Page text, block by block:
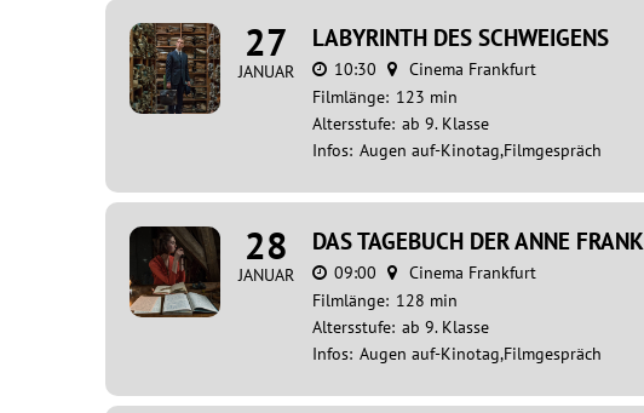
27
JANUAR
LABYRINTH DES SCHWEIGENS
10:30
Cinema Frankfurt
Filmlänge: 123 min
Altersstufe: ab 9. Klasse
Infos: Augen auf-Kinotag,Filmgespräch
28
JANUAR
DAS TAGEBUCH DER ANNE FRANK
09:00
Cinema Frankfurt
Filmlänge: 128 min
Altersstufe: ab 9. Klasse
Infos: Augen auf-Kinotag,Filmgespräch